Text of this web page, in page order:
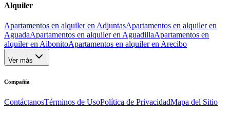
Alquiler
Apartamentos en alquiler en AdjuntasApartamentos en alquiler en
AguadaApartamentos en alquiler en AguadillaApartamentos en
alquiler en AibonitoApartamentos en alquiler en Arecibo
Ver más
Compañía
ContáctanosTérminos de UsoPolítica de PrivacidadMapa del Sitio